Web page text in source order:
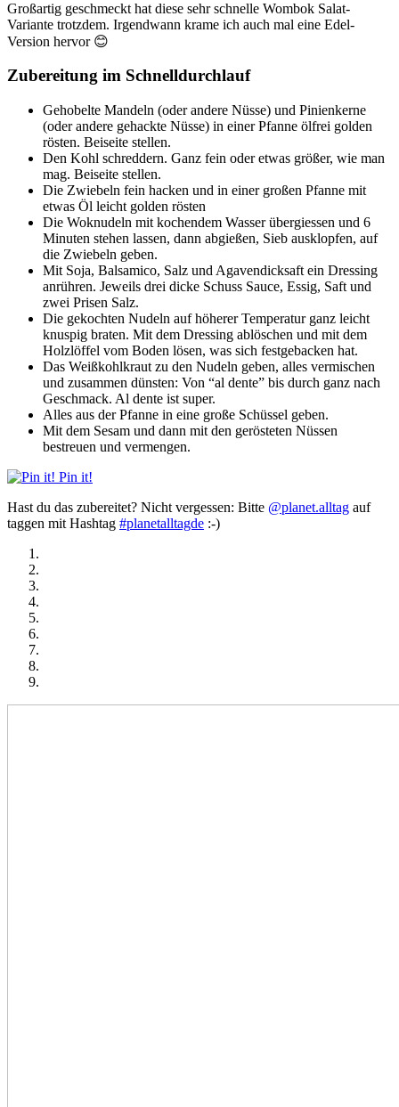
Großartig geschmeckt hat diese sehr schnelle Wombok Salat-
Variante trotzdem. Irgendwann krame ich auch mal eine Edel-
Version hervor 😊
Zubereitung im Schnelldurchlauf
Gehobelte Mandeln (oder andere Nüsse) und Pinienkerne
(oder andere gehackte Nüsse) in einer Pfanne ölfrei golden
rösten. Beiseite stellen.
Den Kohl schreddern. Ganz fein oder etwas größer, wie man
mag. Beiseite stellen.
Die Zwiebeln fein hacken und in einer großen Pfanne mit
etwas Öl leicht golden rösten
Die Woknudeln mit kochendem Wasser übergiessen und 6
Minuten stehen lassen, dann abgießen, Sieb ausklopfen, auf
die Zwiebeln geben.
Mit Soja, Balsamico, Salz und Agavendicksaft ein Dressing
anrühren. Jeweils drei dicke Schuss Sauce, Essig, Saft und
zwei Prisen Salz.
Die gekochten Nudeln auf höherer Temperatur ganz leicht
knuspig braten. Mit dem Dressing ablöschen und mit dem
Holzlöffel vom Boden lösen, was sich festgebacken hat.
Das Weißkohlkraut zu den Nudeln geben, alles vermischen
und zusammen dünsten: Von “al dente” bis durch ganz nach
Geschmack. Al dente ist super.
Alles aus der Pfanne in eine große Schüssel geben.
Mit dem Sesam und dann mit den gerösteten Nüssen
bestreuen und vermengen.
Pin it!
Hast du das zubereitet? Nicht vergessen: Bitte @planet.alltag auf
taggen mit Hashtag #planetalltagde :-)